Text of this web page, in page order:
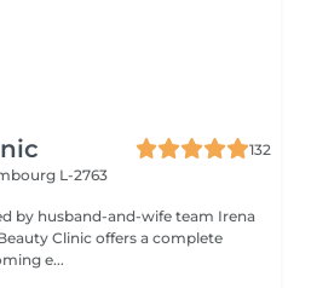
132
L-2763
Clinic offers a complete
e...